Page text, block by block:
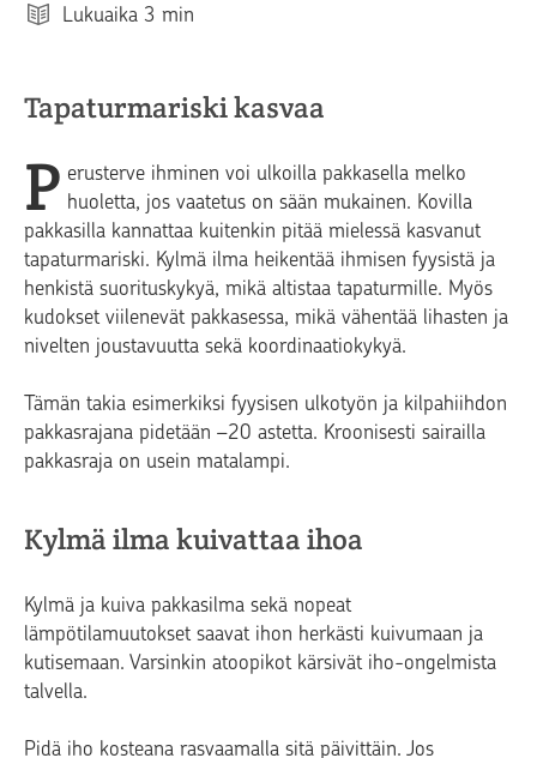
Lukuaika 3 min
Tapaturmariski kasvaa
P erusterve ihminen voi ulkoilla pakkasella melko
huoletta, jos vaatetus on sään mukainen. Kovilla
pakkasilla kannattaa kuitenkin pitää mielessä kasvanut
tapaturmariski. Kylmä ilma heikentää ihmisen fyysistä ja
henkistä suorituskykyä, mikä altistaa tapaturmille. Myös
kudokset viilenevät pakkasessa, mikä vähentää lihasten ja
nivelten joustavuutta sekä koordinaatiokykyä.
Tämän takia esimerkiksi fyysisen ulkotyön ja kilpahiihdon
pakkasrajana pidetään –20 astetta. Kroonisesti sairailla
pakkasraja on usein matalampi.
Kylmä ilma kuivattaa ihoa
Kylmä ja kuiva pakkasilma sekä nopeat
lämpötilamuutokset saavat ihon herkästi kuivumaan ja
kutisemaan. Varsinkin atoopikot kärsivät iho-ongelmista
talvella.
Pidä iho kosteana rasvaamalla sitä päivittäin. Jos